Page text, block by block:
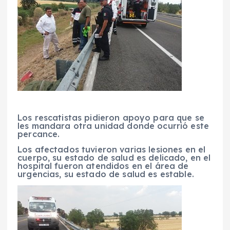
Los rescatistas pidieron apoyo para que se
les mandara otra unidad donde ocurrió este
percance.
Los afectados tuvieron varias lesiones en el
cuerpo, su estado de salud es delicado, en el
hospital fueron atendidos en el área de
urgencias, su estado de salud es estable.